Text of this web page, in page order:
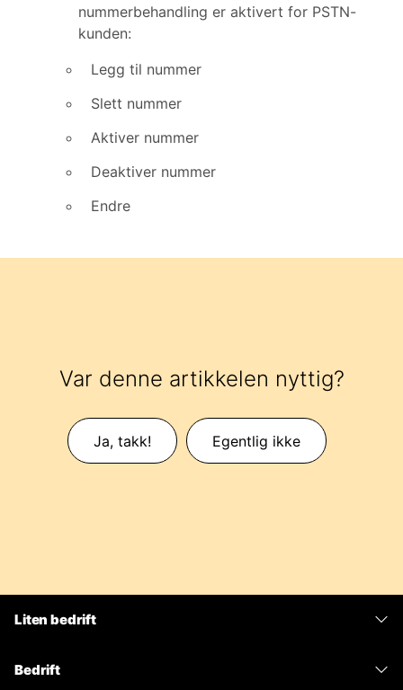
nummerbehandling er aktivert for PSTN-
kunden:
Legg til nummer
Slett nummer
Aktiver nummer
Deaktiver nummer
Endre
Var denne artikkelen nyttig?
Ja, takk! Egentlig ikke
Liten bedrift
Bedrift